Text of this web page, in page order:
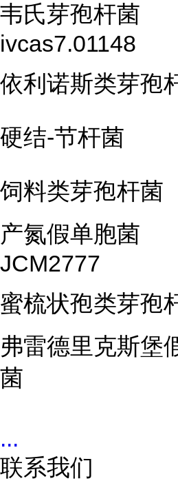
韦氏芽孢杆菌
ivcas7.01148
依利诺斯类芽孢
硬结-节杆菌
饲料类芽孢杆菌
产氮假单胞菌
JCM2777
蜜梳状孢类芽孢
弗雷德里克斯堡
菌
...
联系我们